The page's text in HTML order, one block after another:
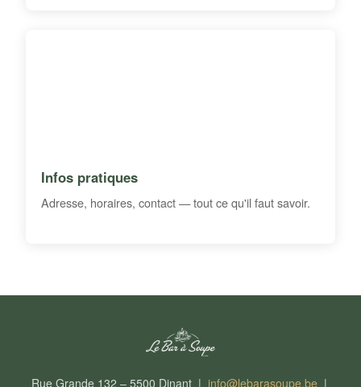
Infos pratiques
Adresse, horaires, contact — tout ce qu'il faut savoir.
Rue Grande 132 – 5500 Dinant | info@lebarasoupe.be|